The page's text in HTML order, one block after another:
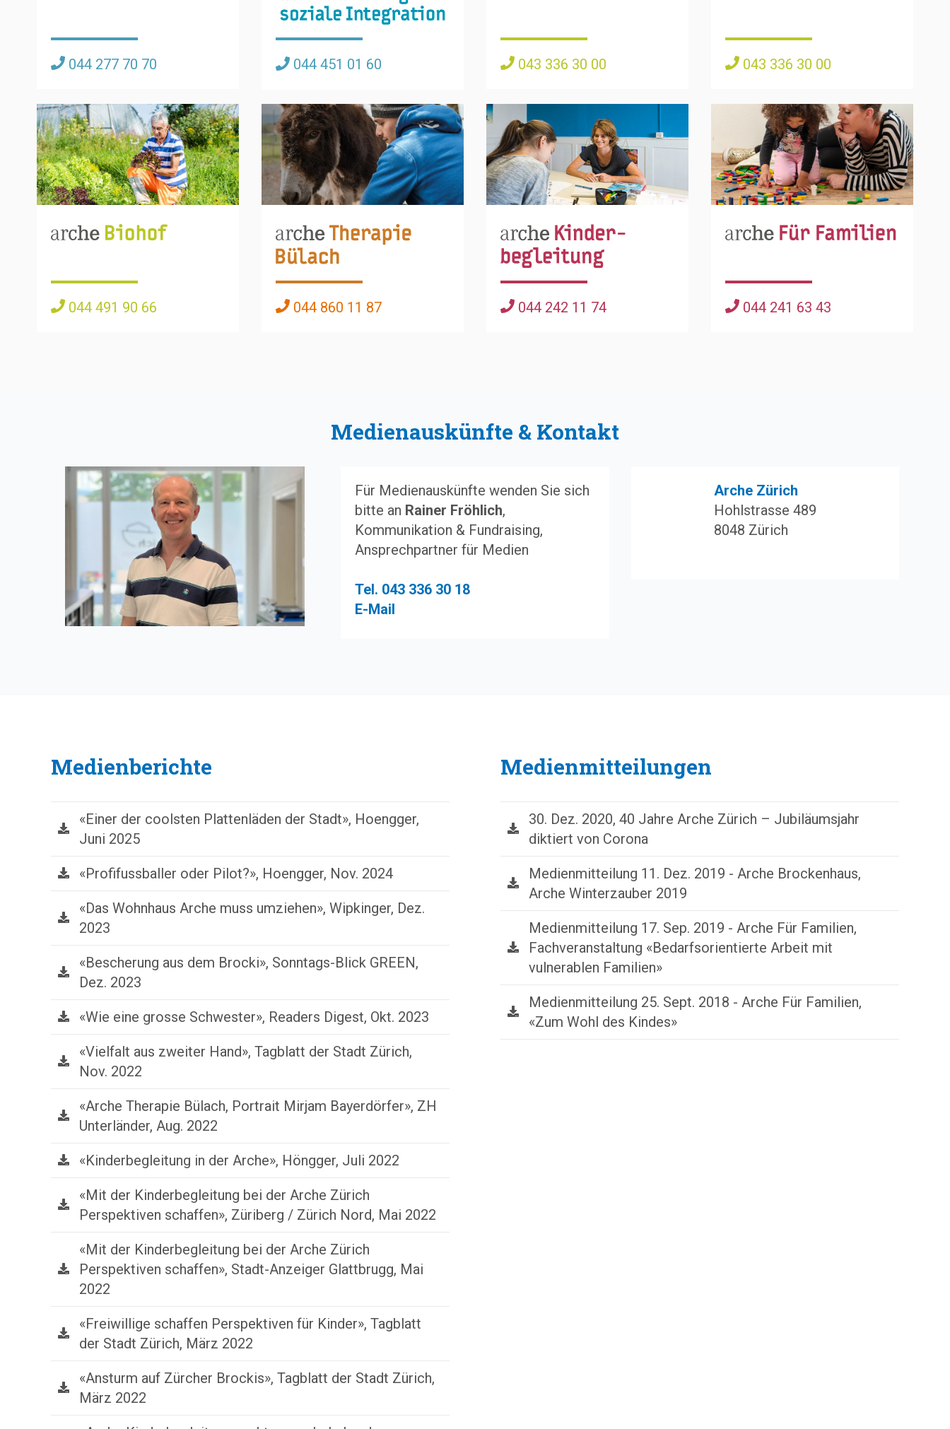
044 277 70 70 044 451 01 60 043 336 30 00 043 336 30 00
044 491 90 66 044 860 11 87 044 242 11 74 044 241 63 43
Medienauskünfte & Kontakt
Für Medienauskünfte wenden Sie sich
bitte an Rainer Fröhlich,
Kommunikation & Fundraising,
Ansprechpartner für Medien
Tel. 043 336 30 18
E-Mail
Arche Zürich
Hohlstrasse 489
8048 Zürich
Medienberichte
«Einer der coolsten Plattenläden der Stadt», Hoengger,
Juni 2025
«Profifussballer oder Pilot?», Hoengger, Nov. 2024
«Das Wohnhaus Arche muss umziehen», Wipkinger, Dez.
2023
«Bescherung aus dem Brocki», Sonntags-Blick GREEN,
Dez. 2023
«Wie eine grosse Schwester», Readers Digest, Okt. 2023
«Vielfalt aus zweiter Hand», Tagblatt der Stadt Zürich,
Nov. 2022
«Arche Therapie Bülach, Portrait Mirjam Bayerdörfer», ZH
Unterländer, Aug. 2022
«Kinderbegleitung in der Arche», Höngger, Juli 2022
«Mit der Kinderbegleitung bei der Arche Zürich
Perspektiven schaffen», Züriberg / Zürich Nord, Mai 2022
«Mit der Kinderbegleitung bei der Arche Zürich
Perspektiven schaffen», Stadt-Anzeiger Glattbrugg, Mai
2022
«Freiwillige schaffen Perspektiven für Kinder», Tagblatt
der Stadt Zürich, März 2022
«Ansturm auf Zürcher Brockis», Tagblatt der Stadt Zürich,
März 2022
Medienmitteilungen
30. Dez. 2020, 40 Jahre Arche Zürich – Jubiläumsjahr
diktiert von Corona
Medienmitteilung 11. Dez. 2019 - Arche Brockenhaus,
Arche Winterzauber 2019
Medienmitteilung 17. Sep. 2019 - Arche Für Familien,
Fachveranstaltung «Bedarfsorientierte Arbeit mit
vulnerablen Familien»
Medienmitteilung 25. Sept. 2018 - Arche Für Familien,
«Zum Wohl des Kindes»